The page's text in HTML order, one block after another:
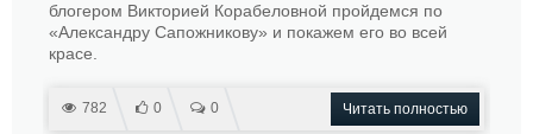
блогером Викторией Корабеловной пройдемся по
«Александру Сапожникову» и покажем его во всей
красе.
782 0 0 Читать полностью